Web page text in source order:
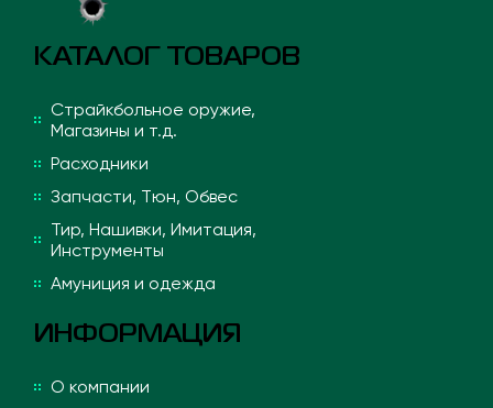
КАТАЛОГ ТОВАРОВ
Страйкбольное оружие,
Магазины и т.д.
Расходники
Запчасти, Тюн, Обвес
Тир, Нашивки, Имитация,
Инструменты
Амуниция и одежда
ИНФОРМАЦИЯ
О компании